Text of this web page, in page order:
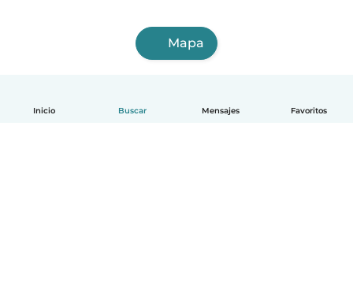
Inicio Buscar Mensajes Favoritos
Mapa